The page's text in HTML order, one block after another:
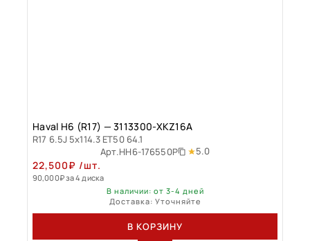
Haval H6 (R17) — 3113300-XKZ16A
R17 6.5J 5x114.3 ET50 64.1
Арт.HH6-176550P 5.0
22,500₽ /шт.
90,000₽за 4 диска
В наличии: от 3-4 дней
Доставка: Уточняйте
В КОРЗИНУ